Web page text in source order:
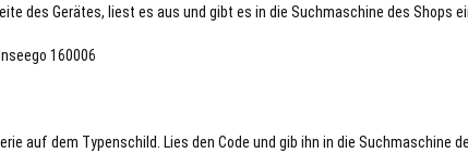
des Gerätes, liest es aus und gibt es in die Suchmaschine des Shops
160006
auf dem Typenschild. Lies den Code und gib ihn in die Suchmaschine